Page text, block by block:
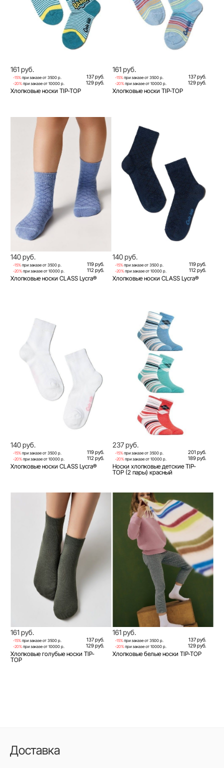
161 руб.
-15% при заказе от 3500 р. 137 руб.
-20% при заказе от 10000 р. 129 руб.
Хлопковые носки TIP-TOP
161 руб.
-15% при заказе от 3500 р. 137 руб.
-20% при заказе от 10000 р. 129 руб.
Хлопковые носки TIP-TOP
140 руб.
-15% при заказе от 3500 р. 119 руб.
-20% при заказе от 10000 р. 112 руб.
Хлопковые носки CLASS Lycra®
140 руб.
-15% при заказе от 3500 р. 119 руб.
-20% при заказе от 10000 р. 112 руб.
Хлопковые носки CLASS Lycra®
140 руб.
-15% при заказе от 3500 р. 119 руб.
-20% при заказе от 10000 р. 112 руб.
Хлопковые носки CLASS Lycra®
237 руб.
-15% при заказе от 3500 р. 201 руб.
-20% при заказе от 10000 р. 189 руб.
Носки хлопковые детские TIP-
TOP (2 пары) красный
161 руб.
-15% при заказе от 3500 р. 137 руб.
-20% при заказе от 10000 р. 129 руб.
Хлопковые голубые носки TIP-
TOP
161 руб.
-15% при заказе от 3500 р. 137 руб.
-20% при заказе от 10000 р. 129 руб.
Хлопковые белые носки TIP-TOP
Доставка